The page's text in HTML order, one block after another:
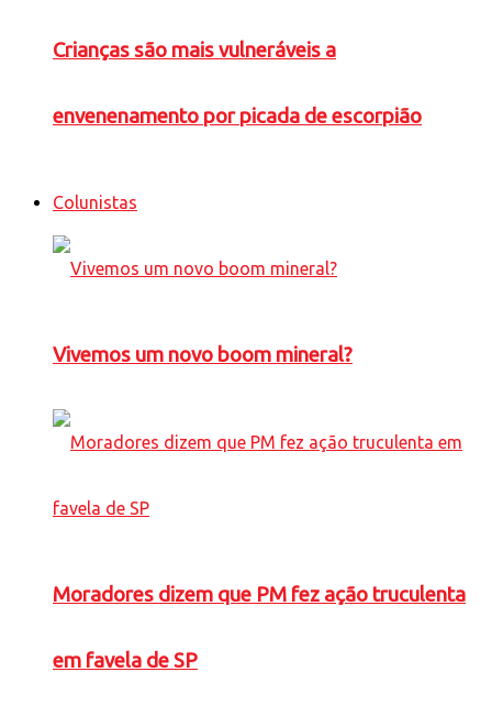
Crianças são mais vulneráveis a
envenenamento por picada de escorpião
Colunistas
Vivemos um novo boom mineral?
Moradores dizem que PM fez ação truculenta
em favela de SP